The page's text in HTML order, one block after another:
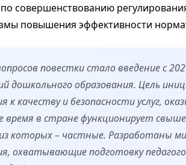
совершенствованию
повышения эффективности
повестки стало введение с
дошкольного образования. Цель
к качеству и безопасности услуг,
в стране функционирует свыше
которых – частные. Разработаны
охватывающие подготовку